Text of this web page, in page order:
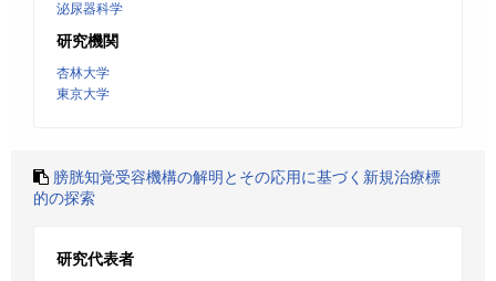
泌尿器科学
研究機関
杏林大学
東京大学
膀胱知覚受容機構の解明とその応用に基づく新規治療標
的の探索
研究代表者